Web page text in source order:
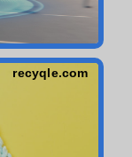
recyqle.com